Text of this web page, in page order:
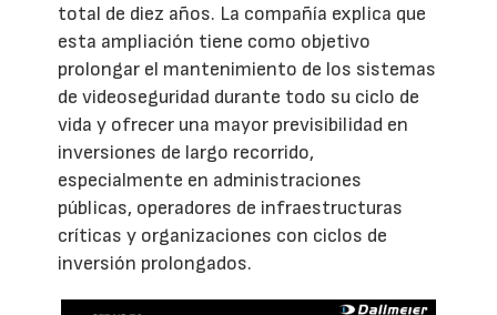
total de diez años. La compañía explica que
esta ampliación tiene como objetivo
prolongar el mantenimiento de los sistemas
de videoseguridad durante todo su ciclo de
vida y ofrecer una mayor previsibilidad en
inversiones de largo recorrido,
especialmente en administraciones
públicas, operadores de infraestructuras
críticas y organizaciones con ciclos de
inversión prolongados.